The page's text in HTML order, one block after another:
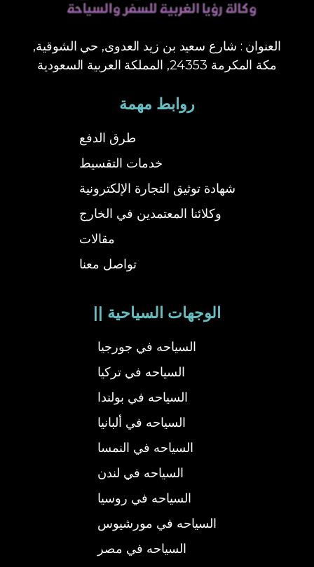
العنوان : شارع سعيد بن زيد العدوى, حي الشوقية,
مكة المكرمة 24353, المملكة العربية السعودية
روابط مهمة
طرق الدفع
خدمات التقسيط
شهادة توثيق التجارة الإلكترونية
وكلائنا المعتمدين في الخارج
مقالات
تواصل معنا
|| الوجهات السياحية
السياحه في جورجيا
السياحه في تركيا
السياحه في بولندا
السياحه في ألبانيا
السياحه في النمسا
السياحه في لندن
السياحه في روسيا
السياحه في مورشيوس
السياحه في مصر